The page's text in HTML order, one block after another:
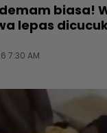
biasa!
lepas
7:30 AM